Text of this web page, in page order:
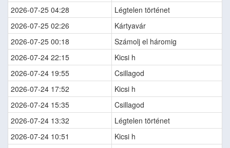
2026-07-25 04:28
Légtelen történet
2026-07-25 02:26
Kártyavár
2026-07-25 00:18
Számolj el háromig
2026-07-24 22:15
Kicsi h
2026-07-24 19:55
Csillagod
2026-07-24 17:52
Kicsi h
2026-07-24 15:35
Csillagod
2026-07-24 13:32
Légtelen történet
2026-07-24 10:51
Kicsi h